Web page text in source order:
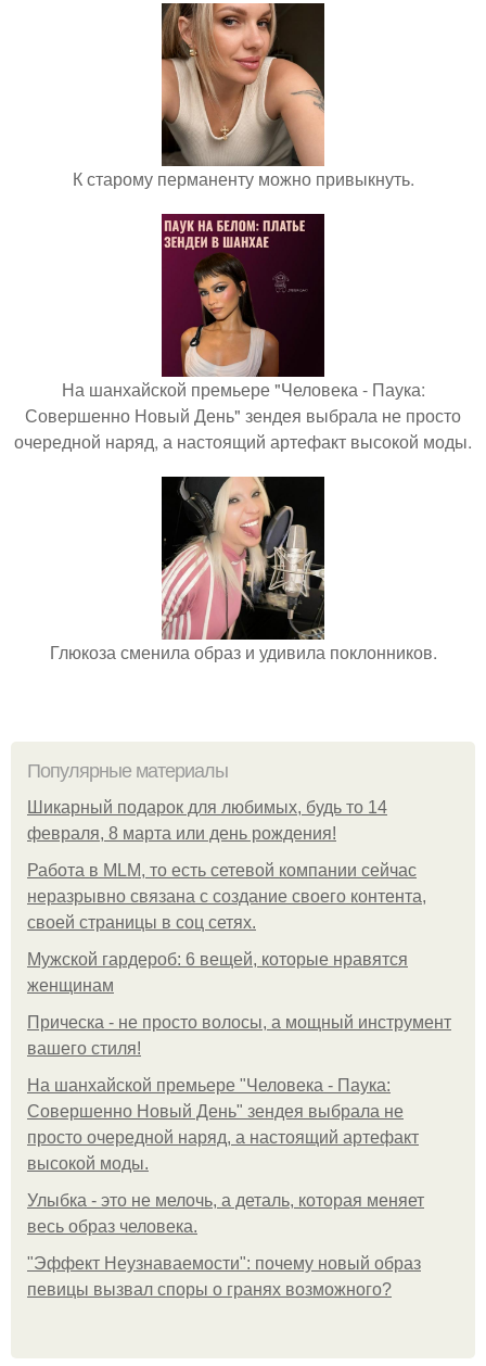
К старому перманенту можно привыкнуть.
На шанхайской премьере "Человека - Паука:
Совершенно Новый День" зендея выбрала не просто
очередной наряд, а настоящий артефакт высокой моды.
Глюкоза сменила образ и удивила поклонников.
Популярные материалы
Шикарный подарок для любимых, будь то 14
февраля, 8 марта или день рождения!
Работа в MLM, то есть сетевой компании сейчас
неразрывно связана с создание своего контента,
своей страницы в соц сетях.
Мужской гардероб: 6 вещей, которые нравятся
женщинам
Прическа - не просто волосы, а мощный инструмент
вашего стиля!
На шанхайской премьере "Человека - Паука:
Совершенно Новый День" зендея выбрала не
просто очередной наряд, а настоящий артефакт
высокой моды.
Улыбка - это не мелочь, а деталь, которая меняет
весь образ человека.
"Эффект Неузнаваемости": почему новый образ
певицы вызвал споры о гранях возможного?